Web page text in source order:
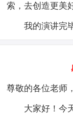
索，去创造更美
我的演讲完毕
尊敬的各位老师
大家好！今天